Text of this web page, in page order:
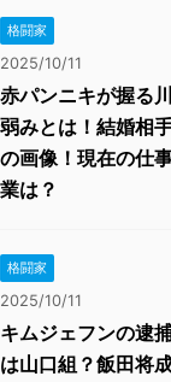
格闘家
2025/10/11
赤パンニキが握る
弱みとは！結婚相
の画像！現在の仕
業は？
格闘家
2025/10/11
キムジェフンの逮
は山口組？飯田将